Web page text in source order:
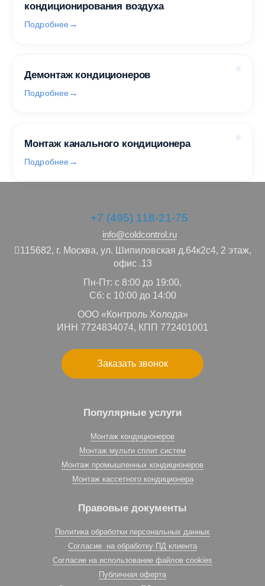
кондиционирования воздуха
Подробнее
Демонтаж кондиционеров
Подробнее
Монтаж канального кондиционера
Подробнее
+7 (495) 118-21-75
info@coldcontrol.ru
115682, г. Москва, ул. Шипиловская д.64к2с4, 2 этаж,
офис .13
Пн-Пт: с 8:00 до 19:00,
Сб: с 10:00 до 14:00
ООО «Контроль Холода»
ИНН 7724834074, КПП 772401001
Заказать звонок
Популярные услуги
Монтаж кондиционеров
Монтаж мульти сплит систем
Монтаж промышленных кондиционеров
Монтаж кассетного кондиционера
Правовые документы
Политика обработки персональных данных
Согласие на обработку ПД клиента
Согласие на использование файлов cookies
Публичная оферта